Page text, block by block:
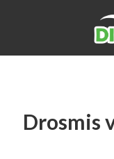
Drosmis